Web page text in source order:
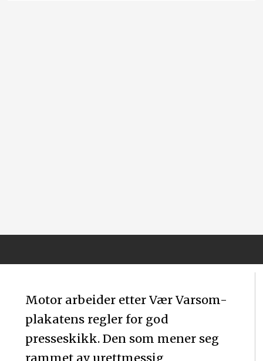
Motor arbeider etter Vær Varsom-
plakatens regler for god
presseskikk. Den som mener seg
rammet av urettmessig